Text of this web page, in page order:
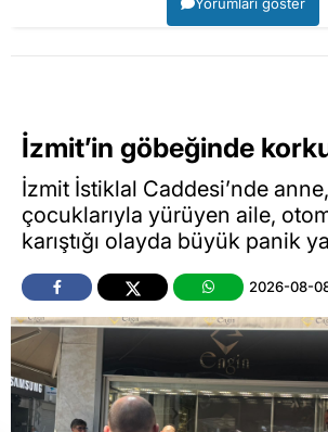
İzmit’in göbeğinde
İzmit İstiklal Caddesi’nde
çocuklarıyla yürüyen aile,
karıştığı olayda büyük panik
2026-08-